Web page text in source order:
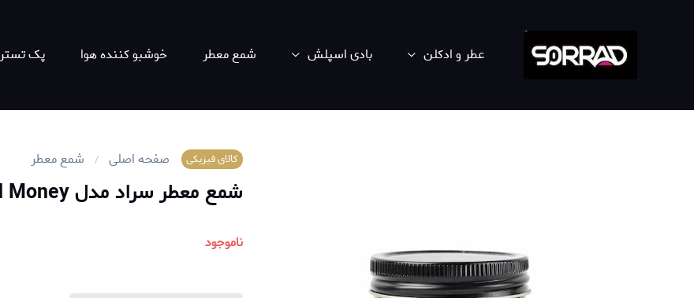
عطر و ادکلن بادی اسپلش شمع معطر خوشبو کننده هوا پک تستر
کالای فیزیکی صفحه اصلی شمع معطر
شمع معطر سراد مدل Old Money
ناموجود